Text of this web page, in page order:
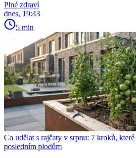
Plné zdraví
dnes, 19:43
5 min
Co udělat s rajčaty v srpnu: 7 kroků,
posledním plodům